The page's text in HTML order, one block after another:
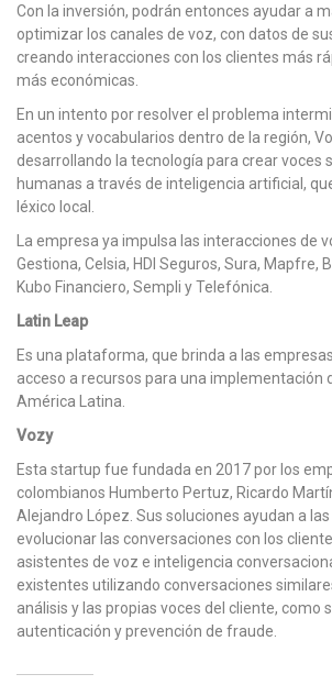
Con la inversión, podrán entonces ayudar a
optimizar los canales de voz, con datos de
creando interacciones con los clientes más
más económicas.
En un intento por resolver el problema
acentos y vocabularios dentro de la región,
desarrollando la tecnología para crear voces
humanas a través de inteligencia artificial,
léxico local.
La empresa ya impulsa las interacciones de
Gestiona, Celsia, HDI Seguros, Sura, Mapfre,
Kubo Financiero, Sempli y Telefónica.
Latin Leap
Es una plataforma, que brinda a las
acceso a recursos para una implementación
América Latina.
Vozy
Esta startup fue fundada en 2017 por los
colombianos Humberto Pertuz, Ricardo
Alejandro López. Sus soluciones ayudan a
evolucionar las conversaciones con los
asistentes de voz e inteligencia
existentes utilizando conversaciones
análisis y las propias voces del cliente, como
autenticación y prevención de fraude.